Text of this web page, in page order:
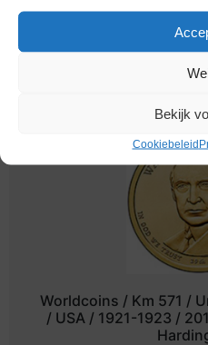
Bekijk
Cookiebeleid
€
Worldcoins / Km 571 /
/ USA / 1921-1923 /